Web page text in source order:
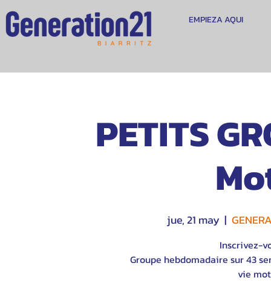
EMPIEZA AQUI
PETITS
jue, 21 may
  |
Inscrivez-
Groupe hebdomadaire sur 43
vie